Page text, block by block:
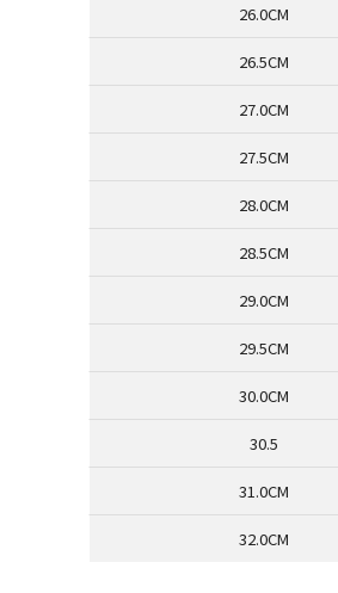
26.0CM
26.5CM
27.0CM
27.5CM
28.0CM
28.5CM
29.0CM
29.5CM
30.0CM
30.5
31.0CM
32.0CM